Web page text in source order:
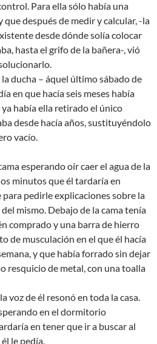
Para ella sólo había una
que después de medir y calcular, -la
desde dónde solía colocar
hasta el grifo de la bañera-, vió
ducha – áquel último sábado de
en que hacía seis meses había
había ella retirado el único
desde hacía años, sustituyéndolo
vacío.
esperando oír caer el agua de la
minutos que él tardaría en
pedirle explicaciones sobre la
mismo. Debajo de la cama tenía
comprado y una barra de hierro
de musculación en el que él hacía
y que había forrado sin dejar
resquicio de metal, con una toalla
voz de él resonó en toda la casa.
en el dormitorio
en tener que ir a buscar al
le pedía.